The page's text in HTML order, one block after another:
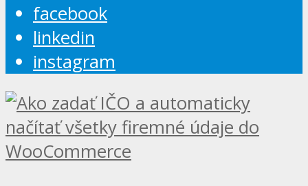
facebook
linkedin
instagram